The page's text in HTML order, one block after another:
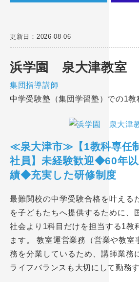
更新日：2026-08-06
浜学園 泉大津教室
集団指導講師
中学受験塾（集団学習塾）での1教
≪泉大津市≫【1教科専任
社員】未経験歓迎◆60年
績◆充実した研修制度
最難関校の中学受験合格を叶える
を子どもたちへ提供するために、
社会より1科目だけを担当する1教
ます。 教室運営業務（営業や教室
務を分業しているため、講師業務
ライフバランスも大切にして勤務